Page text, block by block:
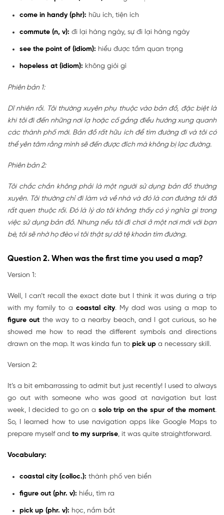
come in handy (phr): hữu ích, tiện ích
commute (n, v): đi lại hàng ngày, sự đi lại hàng ngày
see the point of (idiom): hiểu được tầm quan trọng
hopeless at (idiom): không giỏi gì
Phiên bản 1:
Dĩ nhiên rồi. Tôi thường xuyên phụ thuộc vào bản đồ, đặc biệt là
khi tôi đi đến những nơi lạ hoặc cố gắng điều hướng xung quanh
các thành phố mới. Bản đồ rất hữu ích để tìm đường đi và tôi có
thể yên tâm rằng mình sẽ đến được đích mà không bị lạc đường.
Phiên bản 2:
Tôi chắc chắn không phải là một người sử dụng bản đồ thường
xuyên. Tôi thường chỉ đi làm và về nhà và đó là con đường tôi đã
rất quen thuộc rồi. Đó là lý do tôi không thấy có ý nghĩa gì trong
việc sử dụng bản đồ. Nhưng nếu tôi đi chơi ở một nơi mới với bạn
bè, tôi sẽ nhờ họ đèo vì tôi thật sự dở tệ khoản tìm đường.
Question 2. When was the first time you used a map?
Version 1:
Well, I can’t recall the exact date but I think it was during a trip
with my family to a coastal city. My dad was using a map to
figure out the way to a nearby beach, and I got curious, so he
showed me how to read the different symbols and directions
drawn on the map. It was kinda fun to pick up a necessary skill.
Version 2:
It’s a bit embarrassing to admit but just recently! I used to always
go out with someone who was good at navigation but last
week, I decided to go on a solo trip on the spur of the moment.
So, I learned how to use navigation apps like Google Maps to
prepare myself and to my surprise, it was quite straightforward.
Vocabulary:
coastal city (colloc.): thành phố ven biển
figure out (phr. v): hiểu, tìm ra
pick up (phr. v): học, nắm bắt